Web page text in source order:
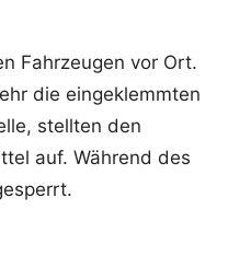
Fahrzeugen vor Ort.
die eingeklemmten
stellten den
auf. Während des